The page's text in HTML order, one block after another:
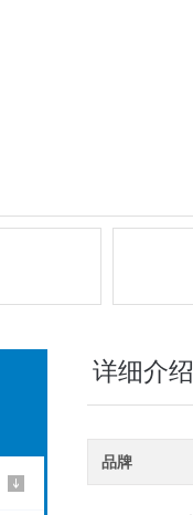
详细介绍
品牌